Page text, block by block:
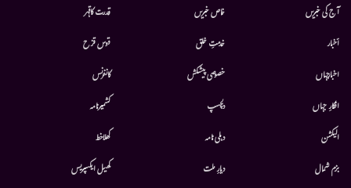
آج کی خبریں
أخبار
اخبارجہاں
افکارِ جہاں
الیکشن
بزم شمال
خاص خبریں
خدمتِ خلق
خصوصی پیشکش
دلچسپ
دہلی نامہ
دیارِ ملت
قدرت کاقہر
قوس قزح
کانفرنس
کشمیرنامہ
کھلاخط
کھیل ایکسپریس